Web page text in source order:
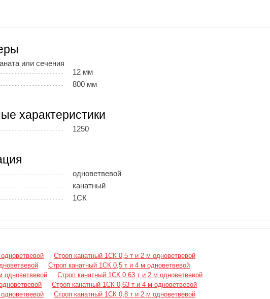
или сечения
12 мм
800 мм
характеристики
1250
одноветвевой
канатный
1СК
Строп канатный 1СК 0,5 т и 2 м одноветвевой
Строп канатный 1СК 0,5 т и 4 м одноветвевой
одноветвевой
Строп канатный 1СК 0,63 т и 2 м одноветвевой
Строп канатный 1СК 0,63 т и 4 м одноветвевой
Строп канатный 1СК 0,8 т и 2 м одноветвевой